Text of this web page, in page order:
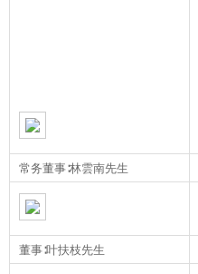
常务董事∶林雲南先生
董事∶叶扶枝先生